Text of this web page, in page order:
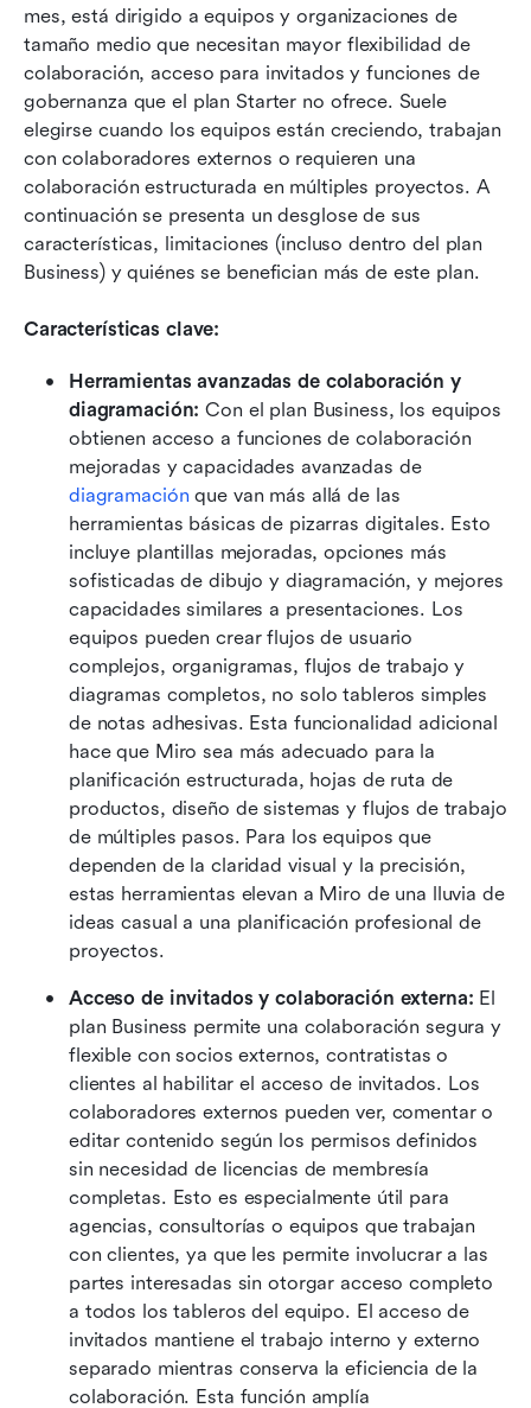
mes, está dirigido a equipos y organizaciones de
tamaño medio que necesitan mayor flexibilidad de
colaboración, acceso para invitados y funciones de
gobernanza que el plan Starter no ofrece. Suele
elegirse cuando los equipos están creciendo, trabajan
con colaboradores externos o requieren una
colaboración estructurada en múltiples proyectos. A
continuación se presenta un desglose de sus
características, limitaciones (incluso dentro del plan
Business) y quiénes se benefician más de este plan.
Características clave:
Herramientas avanzadas de colaboración y
diagramación: Con el plan Business, los equipos
obtienen acceso a funciones de colaboración
mejoradas y capacidades avanzadas de
diagramación que van más allá de las
herramientas básicas de pizarras digitales. Esto
incluye plantillas mejoradas, opciones más
sofisticadas de dibujo y diagramación, y mejores
capacidades similares a presentaciones. Los
equipos pueden crear flujos de usuario
complejos, organigramas, flujos de trabajo y
diagramas completos, no solo tableros simples
de notas adhesivas. Esta funcionalidad adicional
hace que Miro sea más adecuado para la
planificación estructurada, hojas de ruta de
productos, diseño de sistemas y flujos de trabajo
de múltiples pasos. Para los equipos que
dependen de la claridad visual y la precisión,
estas herramientas elevan a Miro de una lluvia de
ideas casual a una planificación profesional de
proyectos.
Acceso de invitados y colaboración externa: El
plan Business permite una colaboración segura y
flexible con socios externos, contratistas o
clientes al habilitar el acceso de invitados. Los
colaboradores externos pueden ver, comentar o
editar contenido según los permisos definidos
sin necesidad de licencias de membresía
completas. Esto es especialmente útil para
agencias, consultorías o equipos que trabajan
con clientes, ya que les permite involucrar a las
partes interesadas sin otorgar acceso completo
a todos los tableros del equipo. El acceso de
invitados mantiene el trabajo interno y externo
separado mientras conserva la eficiencia de la
colaboración. Esta función amplía